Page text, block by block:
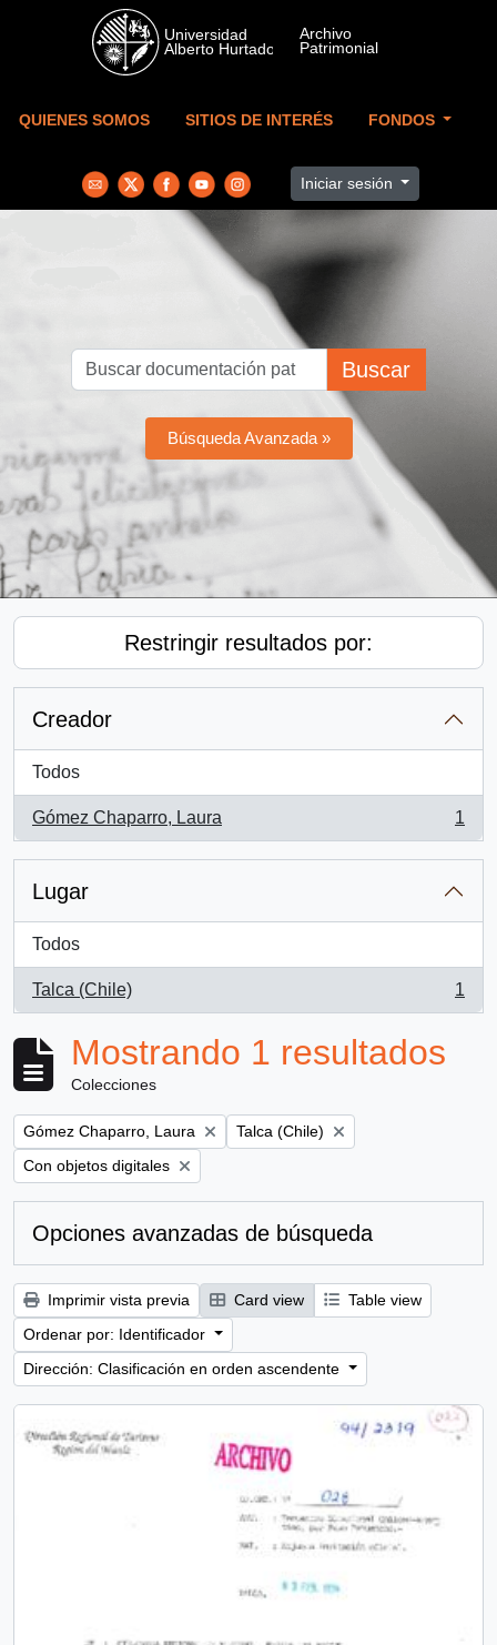
Skip to main content
QUIENES SOMOS SITIOS DE INTERÉS FONDOS
Iniciar sesión
Buscar
Búsqueda Avanzada »
Restringir resultados por:
Creador
Todos
Gómez Chaparro, Laura
, 1 resultados
1
Lugar
Todos
Talca (Chile)
, 1 resultados
1
Mostrando 1 resultados
Colecciones
Remove filter:
Gómez Chaparro, Laura Remove filter:
Talca (Chile)
Remove filter:
Con objetos digitales
Opciones avanzadas de búsqueda
Imprimir vista previa Card view
Table view
Ordenar por: Identificador
Dirección: Clasificación en orden ascendente